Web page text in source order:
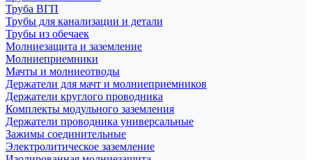
Труба ВГП
Трубы для канализации и детали
Трубы из обечаек
Молниезащита и заземление
Молниеприемники
Мачты и молниеотводы
Держатели для мачт и молниеприемников
Держатели круглого проводника
Комплекты модульного заземления
Держатели проводника универсальные
Зажимы соединительные
Электролитическое заземление